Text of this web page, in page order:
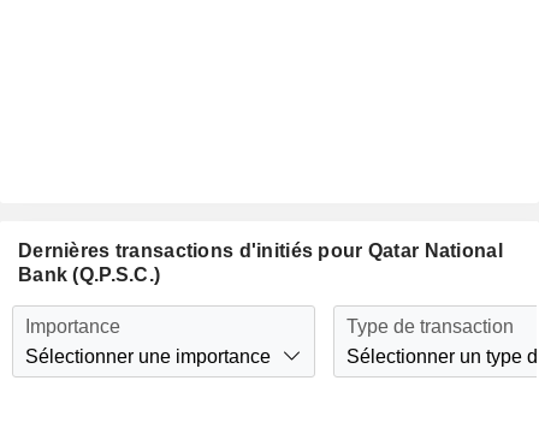
Dernières transactions d'initiés pour Qatar National
Bank (Q.P.S.C.)
Importance
Sélectionner une importance
Type de transaction
Sélectionner un type